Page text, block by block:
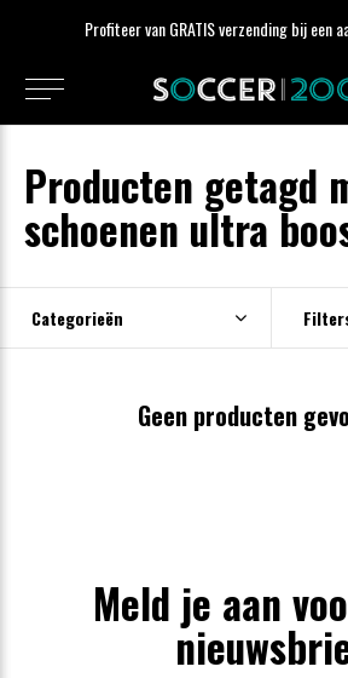
Profiteer van GRATIS verzending bij een
Producten getagd
schoenen ultra
Categorieën
Geen producten
Meld je aan